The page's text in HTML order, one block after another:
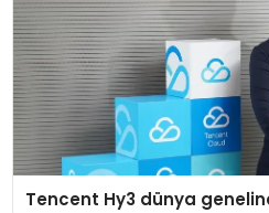
Tencent Hy3 dünya